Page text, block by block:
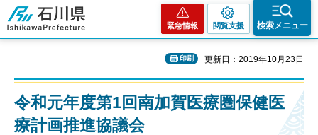
石川県
緊急情報 閲覧支援 検索メニュー
印刷 更新日：2019年10月23日
令和元年度第1回南加賀医療圏保健医
療計画推進協議会